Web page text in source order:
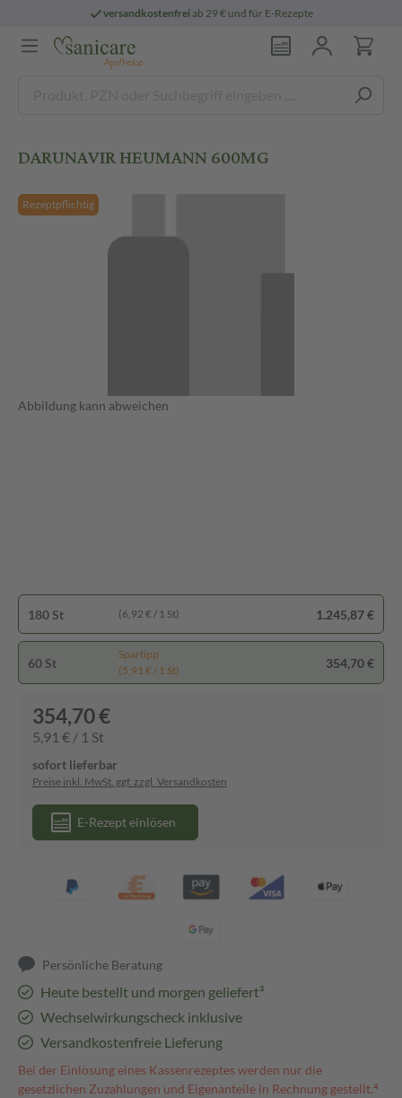
versandkostenfreiab 29 € und für E-Rezepte
DARUNAVIR HEUMANN 600MG
Rezeptpflichtig
Abbildung kann abweichen
180 St (6,92 € / 1 St) 1.245,87 €
60 St
Spartipp
(5,91 € / 1 St)
354,70 €
354,70 €
5,91 € / 1 St
sofort lieferbar
Preise inkl. MwSt. ggf. zzgl. Versandkosten
E-Rezept einlösen
Persönliche Beratung
Heute bestellt und morgen geliefert³
Wechselwirkungscheck inklusive
Versandkostenfreie Lieferung
Bei der Einlösung eines Kassenrezeptes werden nur die
gesetzlichen Zuzahlungen und Eigenanteile in Rechnung gestellt.⁴